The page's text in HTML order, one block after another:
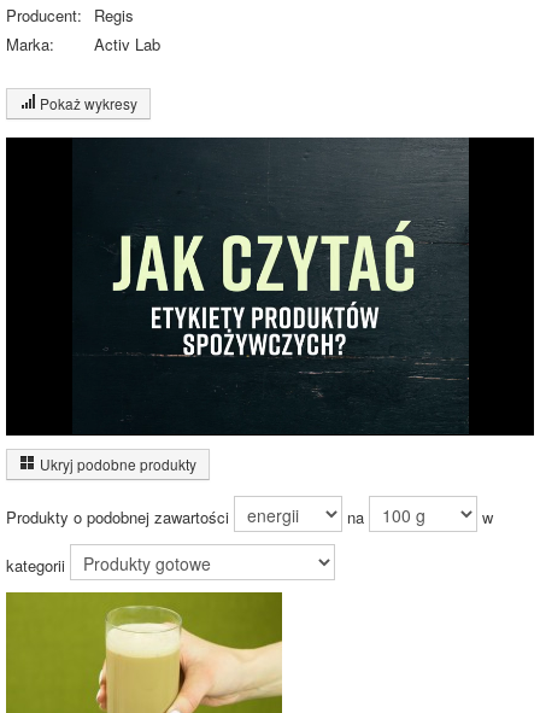
Producent:
Regis
Marka:
Activ Lab
Pokaż wykresy
Wykres składu produktu
(5%)
węglowodanów
(87%)
13%
87%
Czas potrzebny na spalenie porcji ze zdjęcia
Ukryj podobne produkty
Produkty o podobnej zawartości na w
kategorii